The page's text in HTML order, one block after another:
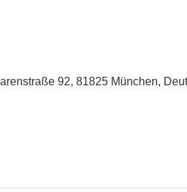
92, 81825 München,